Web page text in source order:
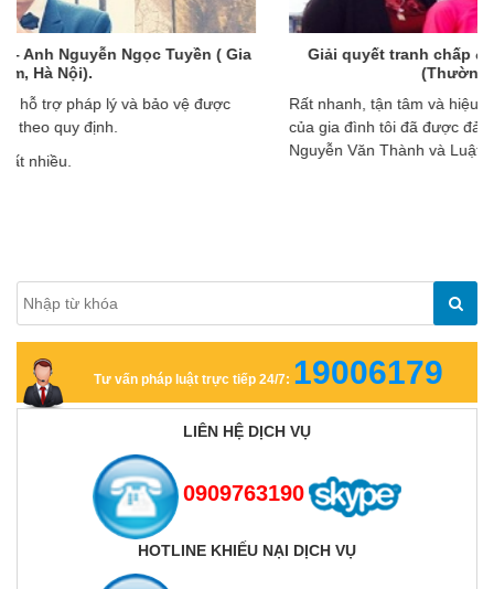
Giải quyết tranh chấp đất đai – Chị Nguyễn Thị Phái
Rất nhanh, tận tâm và hiệu quả; đến nay quyền lợi hợp pháp
của gia đình tôi đã được đảm bảo tối đa. Xin cảm ơn Luật sư
Nguyễn Văn Thành và Luật Huy Thành.
Tư vấn pháp luật trực tiếp 24/7: 19006179
LIÊN HỆ DỊCH VỤ
0909763190
HOTLINE KHIẾU NẠI DỊCH VỤ